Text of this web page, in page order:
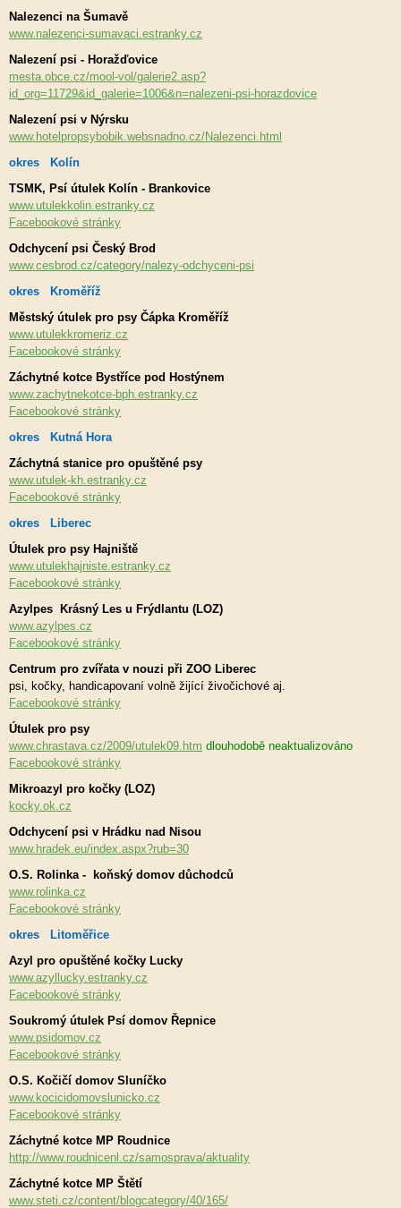
Nalezenci na Šumavě
www.nalezenci-sumavaci.estranky.cz
Nalezení psi - Horažďovice
mesta.obce.cz/mool-vol/galerie2.asp?
id_org=11729&id_galerie=1006&n=nalezeni-psi-horazdovice
Nalezení psi v Nýrsku
www.hotelpropsybobik.websnadno.cz/Nalezenci.html
okres Kolín
TSMK, Psí útulek Kolín - Brankovice
www.utulekkolin.estranky.cz
Facebookové stránky
Odchycení psi Český Brod
www.cesbrod.cz/category/nalezy-odchyceni-psi
okres Kroměříž
Městský útulek pro psy Čápka Kroměříž
www.utulekkromeriz.cz
Facebookové stránky
Záchytné kotce Bystříce pod Hostýnem
www.zachytnekotce-bph.estranky.cz
Facebookové stránky
okres Kutná Hora
Záchytná stanice pro opuštěné psy
www.utulek-kh.estranky.cz
Facebookové stránky
okres Liberec
Útulek pro psy Hajniště
www.utulekhajniste.estranky.cz
Facebookové stránky
Azylpes Krásný Les u Frýdlantu (LOZ)
www.azylpes.cz
Facebookové stránky
Centrum pro zvířata v nouzi při ZOO Liberec
psi, kočky, handicapovaní volně žijící živočichové aj.
Facebookové stránky
Útulek pro psy
www.chrastava.cz/2009/utulek09.htm dlouhodobě neaktualizováno
Facebookové stránky
Mikroazyl pro kočky (LOZ)
kocky.ok.cz
Odchycení psi v Hrádku nad Nisou
www.hradek.eu/index.aspx?rub=30
O.S. Rolinka - koňský domov důchodců
www.rolinka.cz
Facebookové stránky
okres Litoměřice
Azyl pro opuštěné kočky Lucky
www.azyllucky.estranky.cz
Facebookové stránky
Soukromý útulek Psí domov Řepnice
www.psidomov.cz
Facebookové stránky
O.S. Kočičí domov Sluníčko
www.kocicidomovslunicko.cz
Facebookové stránky
Záchytné kotce MP Roudnice
http://www.roudnicenl.cz/samosprava/aktuality
Záchytné kotce MP Štětí
www.steti.cz/content/blogcategory/40/165/